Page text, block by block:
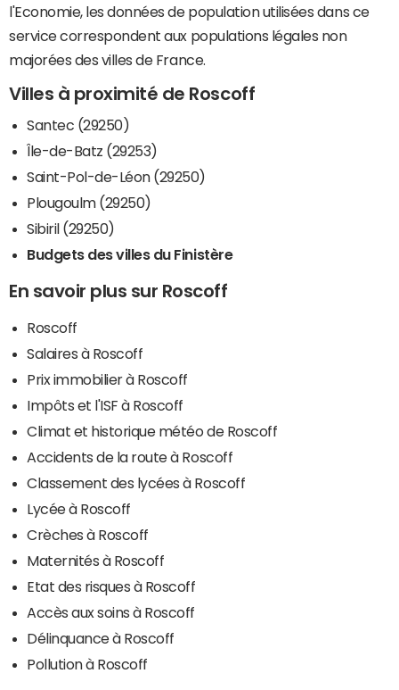
l'Economie, les données de population utilisées dans ce
service correspondent aux populations légales non
majorées des villes de France.
Villes à proximité de Roscoff
Santec (29250)
Île-de-Batz (29253)
Saint-Pol-de-Léon (29250)
Plougoulm (29250)
Sibiril (29250)
Budgets des villes du Finistère
En savoir plus sur Roscoff
Roscoff
Salaires à Roscoff
Prix immobilier à Roscoff
Impôts et l'ISF à Roscoff
Climat et historique météo de Roscoff
Accidents de la route à Roscoff
Classement des lycées à Roscoff
Lycée à Roscoff
Crèches à Roscoff
Maternités à Roscoff
Etat des risques à Roscoff
Accès aux soins à Roscoff
Délinquance à Roscoff
Pollution à Roscoff